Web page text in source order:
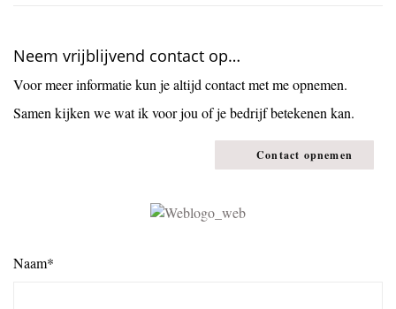
Neem vrijblijvend contact op…
Voor meer informatie kun je altijd contact met me opnemen.
Samen kijken we wat ik voor jou of je bedrijf betekenen kan.
Contact opnemen
Naam*